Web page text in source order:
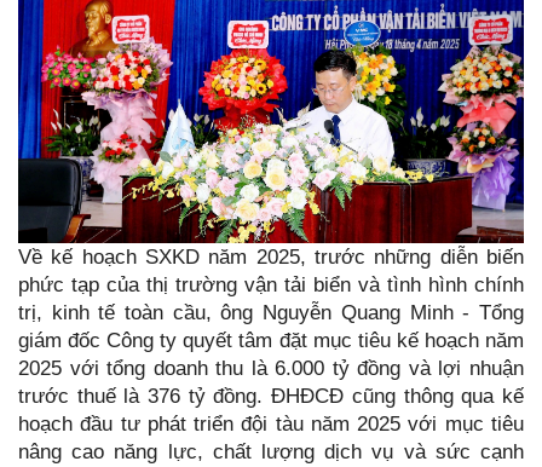
Về kế hoạch SXKD năm 2025, trước những diễn biến
phức tạp của thị trường vận tải biển và tình hình chính
trị, kinh tế toàn cầu, ông Nguyễn Quang Minh - Tổng
giám đốc Công ty quyết tâm đặt mục tiêu kế hoạch năm
2025 với tổng doanh thu là 6.000 tỷ đồng và lợi nhuận
trước thuế là 376 tỷ đồng. ĐHĐCĐ cũng thông qua kế
hoạch đầu tư phát triển đội tàu năm 2025 với mục tiêu
nâng cao năng lực, chất lượng dịch vụ và sức cạnh